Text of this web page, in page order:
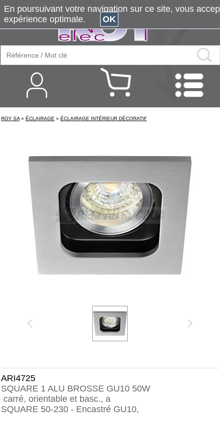
ROY SA » ÉCLAIRAGE » ÉCLAIRAGE INTÉRIEUR DÉCORATIF
ARI4725
SQUARE 1 ALU BROSSE GU10 50W
carré, orientable et basc., a
SQUARE 50-230 - Encastré GU10,
En poursuivant votre navigation sur ce site, vous
expérience optimale.
OK